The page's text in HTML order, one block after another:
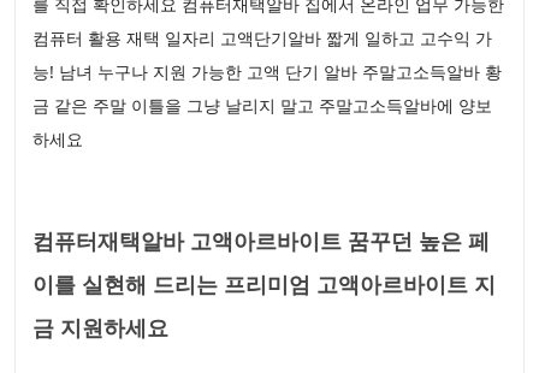
를 직접 확인하세요 컴퓨터재택알바 집에서 온라인 업무 가능한
컴퓨터 활용 재택 일자리 고액단기알바 짧게 일하고 고수익 가
능! 남녀 누구나 지원 가능한 고액 단기 알바 주말고소득알바 황
금 같은 주말 이틀을 그냥 날리지 말고 주말고소득알바에 양보
하세요
컴퓨터재택알바 고액아르바이트 꿈꾸던 높은 페
이를 실현해 드리는 프리미엄 고액아르바이트 지
금 지원하세요